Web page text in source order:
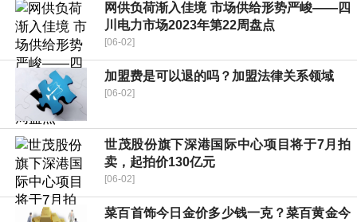
网供负荷渐入佳境 市场供给形势严峻——四
川电力市场2023年第22周盘点
[06-02]
加盟费是可以退的吗？加盟法律关系领域
[06-02]
世茂股份旗下深港国际中心项目将于7月拍
卖，起拍价130亿元
[06-02]
菜百首饰今日金价多少钱一克？菜百黄金今